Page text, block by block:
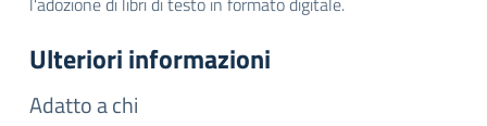
Ulteriori informazioni
Adatto a chi